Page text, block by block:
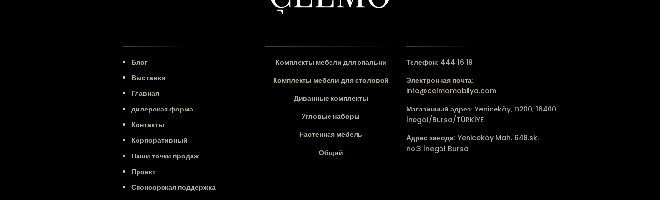
Блог
Выставки
Главная
дилерская форма
Контакты
Корпоративный
Наши точки продаж
Проект
Спонсорская поддержка
Комплекты мебели для спальни
Комплекты мебели для столовой
Диванные комплекты
Угловые наборы
Настенная мебель
Общий
Телефон: 444 16 19
Электронная почта:
info@celmomobilya.com
Магазинный адрес: Yeniceköy, D200, 16400
İnegöl/Bursa/TÜRKİYE
Адрес завода: Yeniceköy Mah. 648.sk.
no:3 İnegöl Bursa